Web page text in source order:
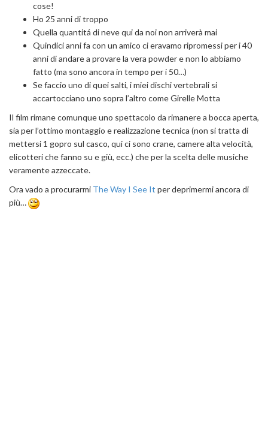
cose!
Ho 25 anni di troppo
Quella quantitá di neve qui da noi non arriverà mai
Quindici anni fa con un amico ci eravamo ripromessi per i 40
anni di andare a provare la vera powder e non lo abbiamo
fatto (ma sono ancora in tempo per i 50…)
Se faccio uno di quei salti, i miei dischi vertebrali si
accartocciano uno sopra l’altro come Girelle Motta
Il film rimane comunque uno spettacolo da rimanere a bocca aperta,
sia per l’ottimo montaggio e realizzazione tecnica (non si tratta di
mettersi 1 gopro sul casco, qui ci sono crane, camere alta velocità,
elicotteri che fanno su e giù, ecc.) che per la scelta delle musiche
veramente azzeccate.
Ora vado a procurarmi The Way I See It per deprimermi ancora di
più…